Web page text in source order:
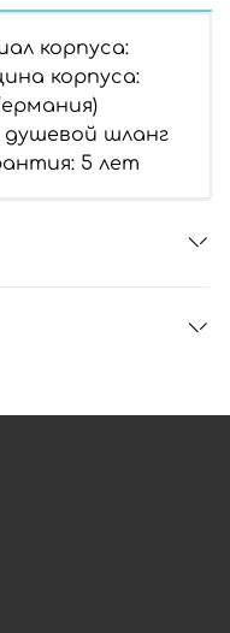
корпуса:
корпуса:
душевой шланг
5 лет